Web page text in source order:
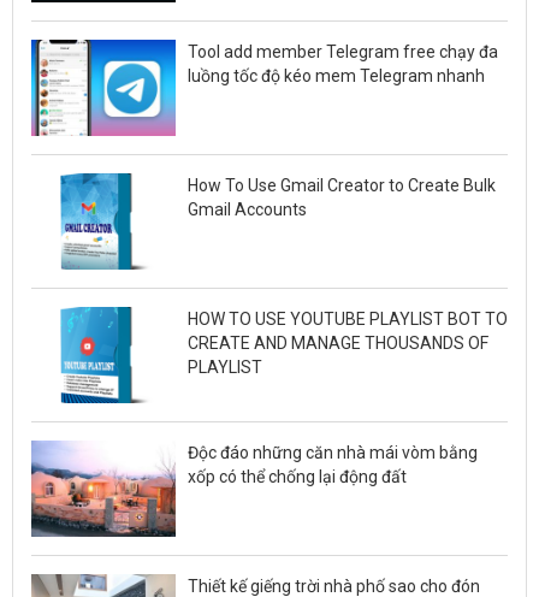
Tool add member Telegram free chạy đa
luồng tốc độ kéo mem Telegram nhanh
How To Use Gmail Creator to Create Bulk
Gmail Accounts
HOW TO USE YOUTUBE PLAYLIST BOT TO
CREATE AND MANAGE THOUSANDS OF
PLAYLIST
Độc đáo những căn nhà mái vòm bằng
xốp có thể chống lại động đất
Thiết kế giếng trời nhà phố sao cho đón